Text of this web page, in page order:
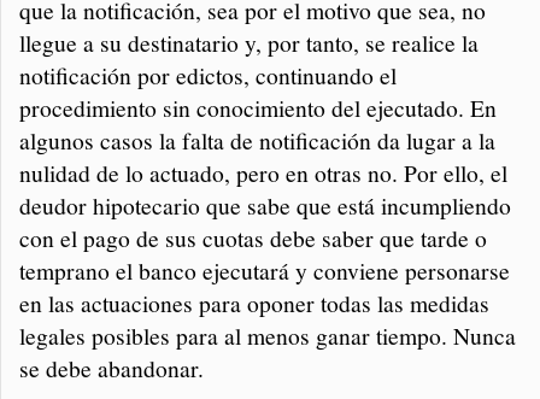
que la notificación, sea por el motivo que sea, no
llegue a su destinatario y, por tanto, se realice la
notificación por edictos, continuando el
procedimiento sin conocimiento del ejecutado. En
algunos casos la falta de notificación da lugar a la
nulidad de lo actuado, pero en otras no. Por ello, el
deudor hipotecario que sabe que está incumpliendo
con el pago de sus cuotas debe saber que tarde o
temprano el banco ejecutará y conviene personarse
en las actuaciones para oponer todas las medidas
legales posibles para al menos ganar tiempo. Nunca
se debe abandonar.